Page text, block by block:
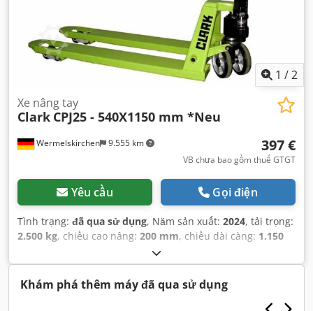
1 /2
Wermelskirchen 9.555 km
Xe nâng tay
Clark CPJ25 - 540X1150 mm *Neu
397 €
VB chưa bao gồm thuế GTGT
Yêu cầu Gọi điện
Tình trạng: đã qua sử dụng, Năm sản xuất: 2024, tải trọng:
2.500 kg, chiều cao nâng: 200 mm, chiều dài càng: 1.150
Handbetrieb
Khám phá thêm máy đã qua sử dụng